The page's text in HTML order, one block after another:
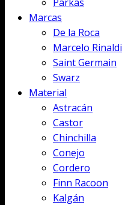
Marcas
De la Roca
Marcelo Rinaldi
Saint Germain
Swarz
Material
Astracán
Castor
Chinchilla
Conejo
Cordero
Finn Racoon
Kalgán